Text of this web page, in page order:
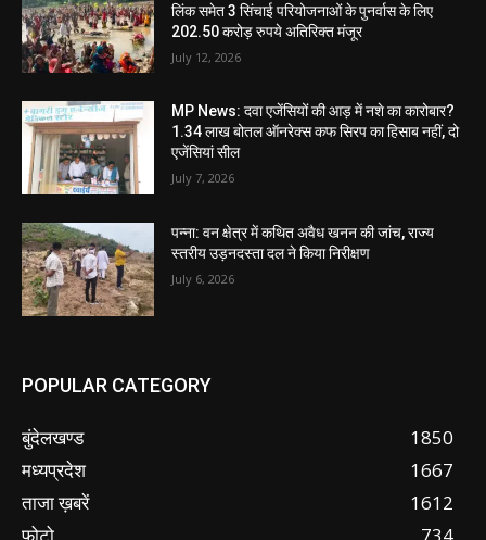
लिंक समेत 3 सिंचाई परियोजनाओं के पुनर्वास के लिए
202.50 करोड़ रुपये अतिरिक्त मंजूर
July 12, 2026
MP News: दवा एजेंसियों की आड़ में नशे का कारोबार?
1.34 लाख बोतल ऑनरेक्स कफ सिरप का हिसाब नहीं, दो
एजेंसियां सील
July 7, 2026
पन्ना: वन क्षेत्र में कथित अवैध खनन की जांच, राज्य
स्तरीय उड़नदस्ता दल ने किया निरीक्षण
July 6, 2026
POPULAR CATEGORY
बुंदेलखण्ड
1850
मध्यप्रदेश
1667
ताजा ख़बरें
1612
फोटो
734